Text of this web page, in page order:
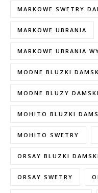
MARKOWE SWETRY
MARKOWE UBRANIA
MARKOWE UBRANIA
MODNE BLUZKI
MODNE BLUZY
MOHITO BLUZKI
MOHITO SWETRY
ORSAY BLUZKI
ORSAY SWETRY